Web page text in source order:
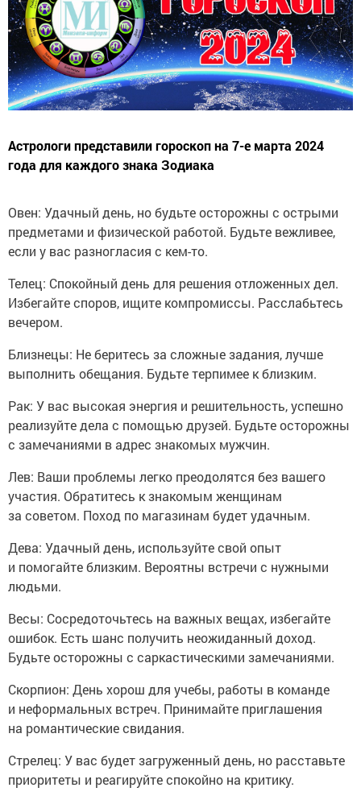
Астрологи представили гороскоп на 7-е марта 2024
года для каждого знака Зодиака
Овен: Удачный день, но будьте осторожны с острыми
предметами и физической работой. Будьте вежливее,
если у вас разногласия с кем-то.
Телец: Спокойный день для решения отложенных дел.
Избегайте споров, ищите компромиссы. Расслабьтесь
вечером.
Близнецы: Не беритесь за сложные задания, лучше
выполнить обещания. Будьте терпимее к близким.
Рак: У вас высокая энергия и решительность, успешно
реализуйте дела с помощью друзей. Будьте осторожны
с замечаниями в адрес знакомых мужчин.
Лев: Ваши проблемы легко преодолятся без вашего
участия. Обратитесь к знакомым женщинам
за советом. Поход по магазинам будет удачным.
Дева: Удачный день, используйте свой опыт
и помогайте близким. Вероятны встречи с нужными
людьми.
Весы: Сосредоточьтесь на важных вещах, избегайте
ошибок. Есть шанс получить неожиданный доход.
Будьте осторожны с саркастическими замечаниями.
Скорпион: День хорош для учебы, работы в команде
и неформальных встреч. Принимайте приглашения
на романтические свидания.
Стрелец: У вас будет загруженный день, но расставьте
приоритеты и реагируйте спокойно на критику.